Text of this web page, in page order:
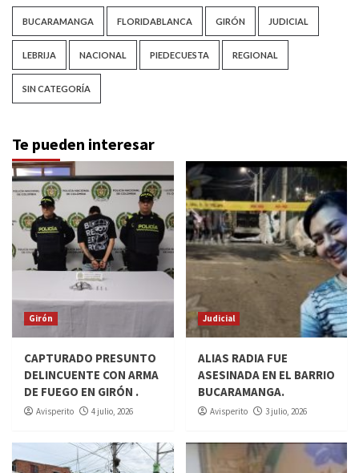
BUCARAMANGA FLORIDABLANCA GIRÓN JUDICIAL
LEBRIJA NACIONAL PIEDECUESTA REGIONAL
SIN CATEGORÍA
Te pueden interesar
Girón
CAPTURADO PRESUNTO
DELINCUENTE CON ARMA
DE FUEGO EN GIRÓN .
Avisperito 4 julio, 2026
Judicial
ALIAS RADIA FUE
ASESINADA EN EL BARRIO
BUCARAMANGA.
Avisperito 3 julio, 2026